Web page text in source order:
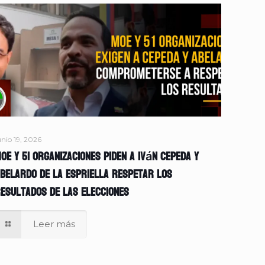
19, 2026
y 51 organizaciones piden a Iván Cepeda y
de la Espriella respetar los
de las elecciones
Leer más